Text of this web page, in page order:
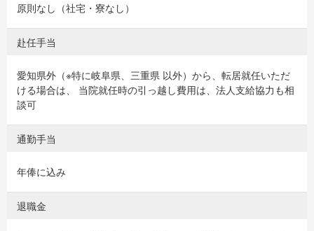
原則なし（社宅・寮なし）
赴任手当
愛知県外（※特に岐阜県、三重県 以外）から、転居就任いただ
ける場合は、 当院就任時の引っ越し費用は、法人支給協力も相
談可
通勤手当
年俸に込み
退職金